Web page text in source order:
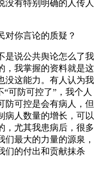
没有特别明确的人传人
对你言论的质疑？
是说公共舆论怎么了我
，我掌握的资料就是这
没这能力。有人认为我
可防可控了”，我个人
防可控是会有病人，但
病人数量的增长，可以
，尤其我患病后，很多
们最大的力量的源泉，
们的付出和贡献抹杀